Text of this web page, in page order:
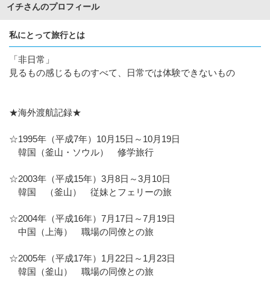
イチさんのプロフィール
私にとって旅行とは
「非日常」
見るもの感じるものすべて、日常では体験できないもの
★海外渡航記録★
☆1995年（平成7年）10月15日～10月19日
韓国（釜山・ソウル） 修学旅行
☆2003年（平成15年）3月8日～3月10日
韓国 （釜山） 従妹とフェリーの旅
☆2004年（平成16年）7月17日～7月19日
中国（上海） 職場の同僚との旅
☆2005年（平成17年）1月22日～1月23日
韓国（釜山） 職場の同僚との旅